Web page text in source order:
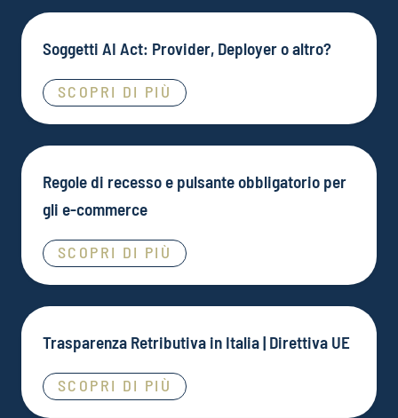
Soggetti AI Act: Provider, Deployer o altro?
SCOPRI DI PIÙ
Regole di recesso e pulsante obbligatorio per
gli e-commerce
SCOPRI DI PIÙ
Trasparenza Retributiva in Italia | Direttiva UE
SCOPRI DI PIÙ